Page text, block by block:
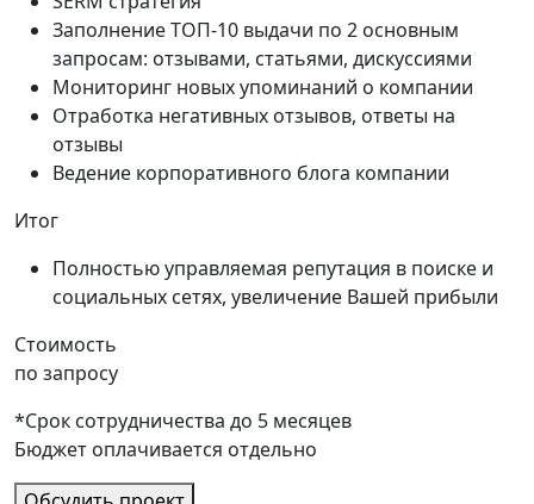
Заполнение ТОП-10 выдачи по 2 основным
запросам: отзывами, статьями, дискуссиями
Мониторинг новых упоминаний о компании
Отработка негативных отзывов, ответы на
отзывы
Ведение корпоративного блога компании
Итог
Полностью управляемая репутация в поиске и
социальных сетях, увеличение Вашей прибыли
Стоимость
по запросу
*Срок сотрудничества до 5 месяцев
Бюджет оплачивается отдельно